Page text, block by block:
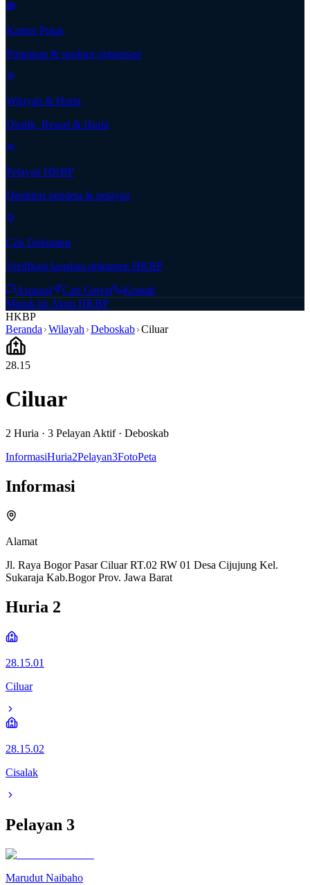
Kantor Pusat
Pimpinan & struktur organisasi
Wilayah & Huria
Distrik, Resort & Huria
Pelayan HKBP
Direktori pendeta & pelayan
Cek Dokumen
Verifikasi keaslian dokumen HKBP
Aspirasi Cari Gereja
Kontak
Masuk ke Akun HKBP
HKBP
Beranda Wilayah Deboskab Ciluar
28.15
Ciluar
2 Huria · 3 Pelayan Aktif· Deboskab
InformasiHuria2Pelayan3FotoPeta
Informasi
Alamat
Jl. Raya Bogor Pasar Ciluar RT.02 RW 01 Desa Cijujung Kel.
Sukaraja Kab.Bogor Prov. Jawa Barat
Huria 2
28.15.01
Ciluar
28.15.02
Cisalak
Pelayan 3
Marudut Naibaho